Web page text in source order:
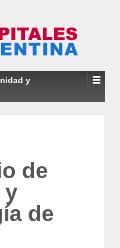
y
de
y
de